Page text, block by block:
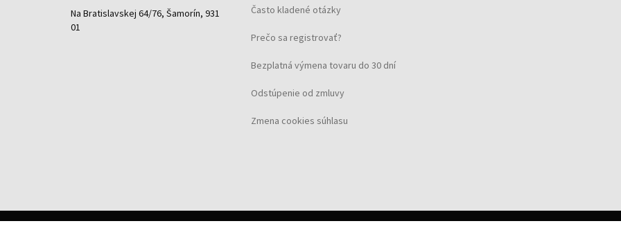
Na Bratislavskej 64/76, Šamorín, 931
01
Často kladené otázky
Prečo sa registrovať?
Bezplatná výmena tovaru do 30 dní
Odstúpenie od zmluvy
Zmena cookies súhlasu